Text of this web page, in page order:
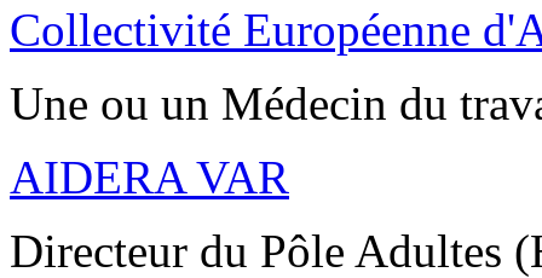
Collectivité Européenne
Une ou un Médecin du
AIDERA VAR
Directeur du Pôle Adultes